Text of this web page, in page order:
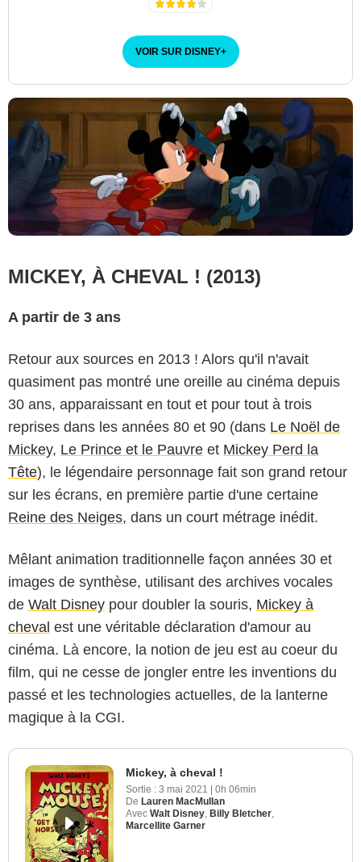
VOIR SUR DISNEY+
MICKEY, À CHEVAL ! (2013)
A partir de 3 ans
Retour aux sources en 2013 ! Alors qu'il n'avait
quasiment pas montré une oreille au cinéma depuis
30 ans, apparaissant en tout et pour tout à trois
reprises dans les années 80 et 90 (dans Le Noël de
Mickey, Le Prince et le Pauvre et Mickey Perd la
Tête), le légendaire personnage fait son grand retour
sur les écrans, en première partie d'une certaine
Reine des Neiges, dans un court métrage inédit.
Mêlant animation traditionnelle façon années 30 et
images de synthèse, utilisant des archives vocales
de Walt Disney pour doubler la souris, Mickey à
cheval est une véritable déclaration d'amour au
cinéma. Là encore, la notion de jeu est au coeur du
film, qui ne cesse de jongler entre les inventions du
passé et les technologies actuelles, de la lanterne
magique à la CGI.
Mickey, à cheval !
Sortie : 3 mai 2021 | 0h 06min
De Lauren MacMullan
Avec Walt Disney Billy Bletcher
Marcellite Garner